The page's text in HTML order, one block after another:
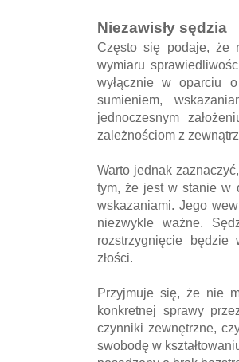
Niezawisły sędzia
Często się podaje, że
wymiaru
wyłącznie w oparciu
sumieniem,
jednoczesnym
zależnościom z
Warto jednak
tym, że jest w stanie w
wskazaniami. Jego
niezwykle ważne.
rozstrzygnięcie
złości.
Przyjmuje się, że nie
konkretnej sprawy
czynniki zewnętrzne,
swobodę w